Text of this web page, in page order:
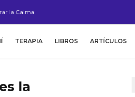
la Calma
TERAPIA LIBROS ARTÍCULOS
la